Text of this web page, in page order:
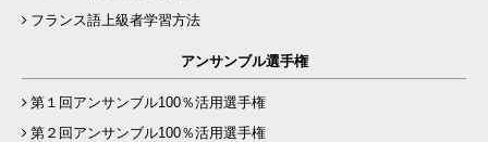
フランス語上級者学習方法
アンサンブル選手権
第１回アンサンブル100％活用選手権
第２回アンサンブル100％活用選手権